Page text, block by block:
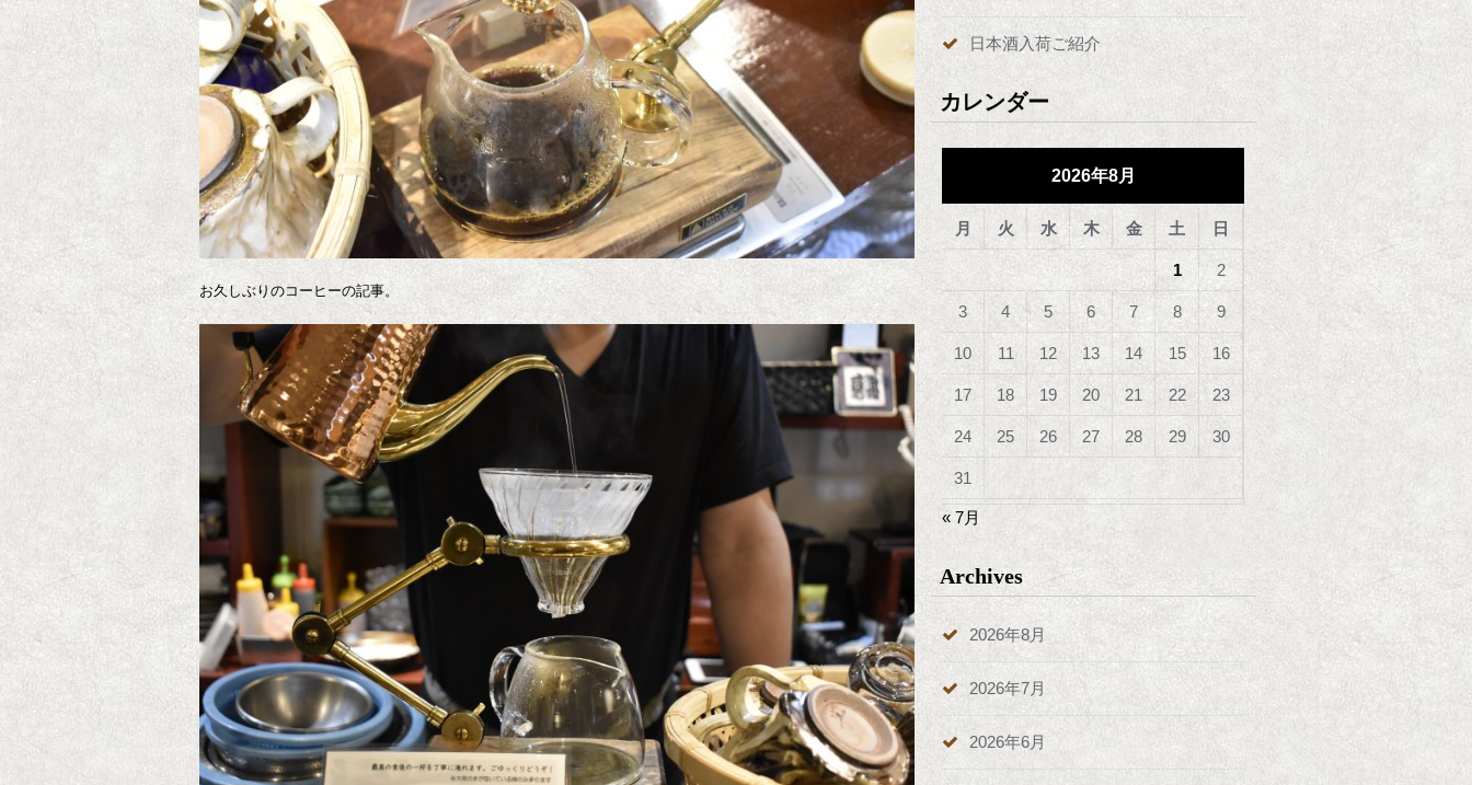
お久しぶりのコーヒーの記事。
日本酒入荷ご紹介
カレンダー
2026年8月
月 火 水 木 金 土 日
1 2
3 4 5 6 7 8 9
10 11 12 13 14 15 16
17 18 19 20 21 22 23
24 25 26 27 28 29 30
31
« 7月
Archives
2026年8月
2026年7月
2026年6月